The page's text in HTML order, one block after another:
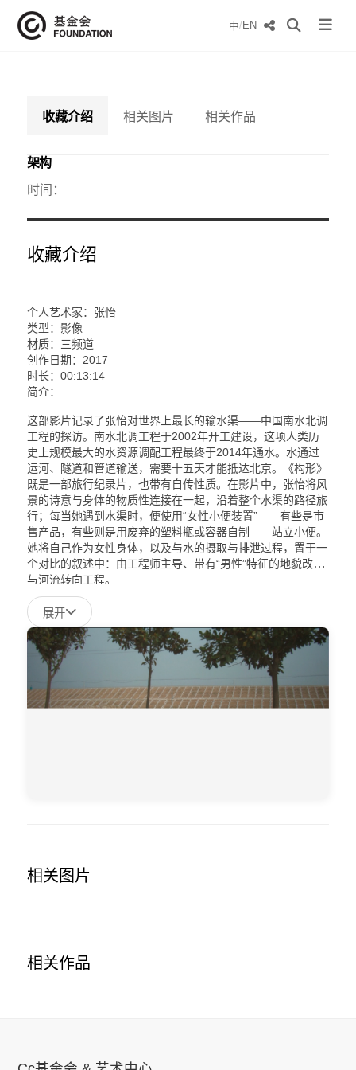
中/EN
收藏介绍 相关图片 相关作品
架构
时间：
收藏介绍
个人艺术家：张怡
类型：影像
材质：三频道
创作日期：2017
时长： 00:13:14
简介：
这部影片记录了张怡对世界上最长的输水渠——中国南水北调
工程的探访。南水北调工程于2002年开工建设，这项人类历
史上规模最大的水资源调配工程最终于2014年通水。水通过
运河、隧道和管道输送，需要十五天才能抵达北京。《构形》
既是一部旅行纪录片，也带有自传性质。在影片中，张怡将风
景的诗意与身体的物质性连接在一起，沿着整个水渠的路径旅
行；每当她遇到水渠时，便使用“女性小便装置”——有些是市
售产品，有些则是用废弃的塑料瓶或容器自制——站立小便。
她将自己作为女性身体，以及与水的摄取与排泄过程，置于一
个对比的叙述中：由工程师主导、带有“男性”特征的地貌改造
与河流转向工程。
展开
相关图片
相关作品